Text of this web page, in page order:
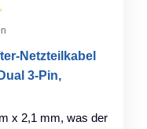
Netzteilkabel
3-Pin,
x 2,1 mm, was der